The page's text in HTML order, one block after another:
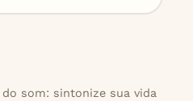
som: sintonize sua vida